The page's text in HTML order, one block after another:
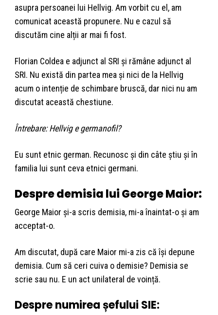
asupra persoanei lui Hellvig. Am vorbit cu el, am
comunicat această propunere. Nu e cazul să
discutăm cine alții ar mai fi fost.
Florian Coldea e adjunct al SRI și rămâne adjunct al
SRI. Nu există din partea mea și nici de la Hellvig
acum o intenție de schimbare bruscă, dar nici nu am
discutat această chestiune.
Întrebare: Hellvig e germanofil?
Eu sunt etnic german. Recunosc și din câte știu și în
familia lui sunt ceva etnici germani.
Despre demisia lui George Maior:
George Maior și-a scris demisia, mi-a înaintat-o și am
acceptat-o.
Am discutat, după care Maior mi-a zis că își depune
demisia. Cum să ceri cuiva o demisie? Demisia se
scrie sau nu. E un act unilateral de voință.
Despre numirea șefului SIE: